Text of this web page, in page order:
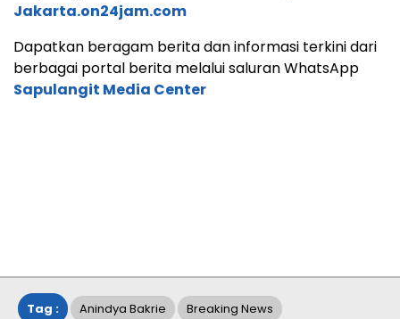
Jakarta.on24jam.com
Dapatkan beragam berita dan informasi terkini dari
berbagai portal berita melalui saluran WhatsApp
Sapulangit Media Center
Tag : Anindya Bakrie Breaking News